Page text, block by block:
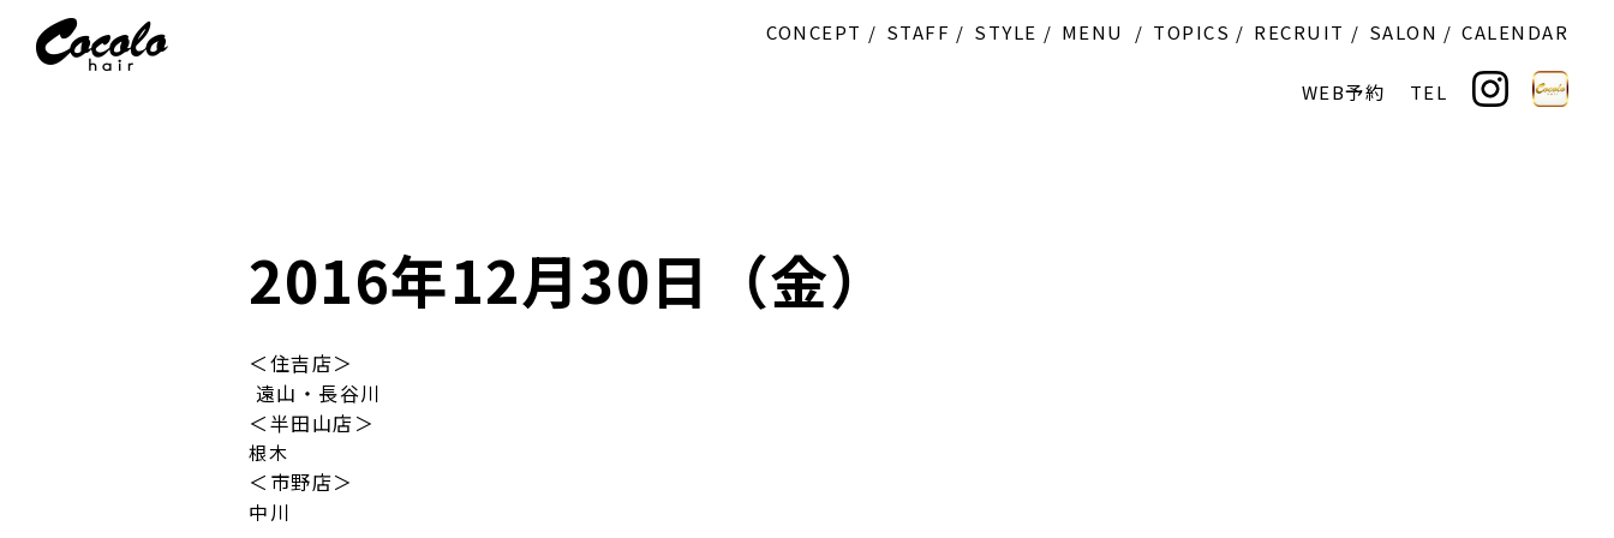
CONCEPT STAFF STYLE MENU TOPICS RECRUIT SALON CALENDAR
WEB予約 TEL
2016年12月30日（金）
＜住吉店＞
遠山・長谷川
＜半田山店＞
根木
＜市野店＞
中川